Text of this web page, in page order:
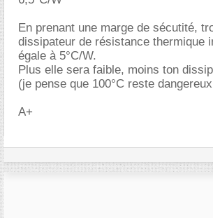
En prenant une marge de sécutité,
dissipateur de résistance thermique
égale à 5°C/W.
Plus elle sera faible, moins ton
(je pense que 100°C reste
A+